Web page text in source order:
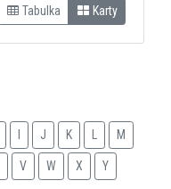
Tabulka Karty
J K M
V W X Y